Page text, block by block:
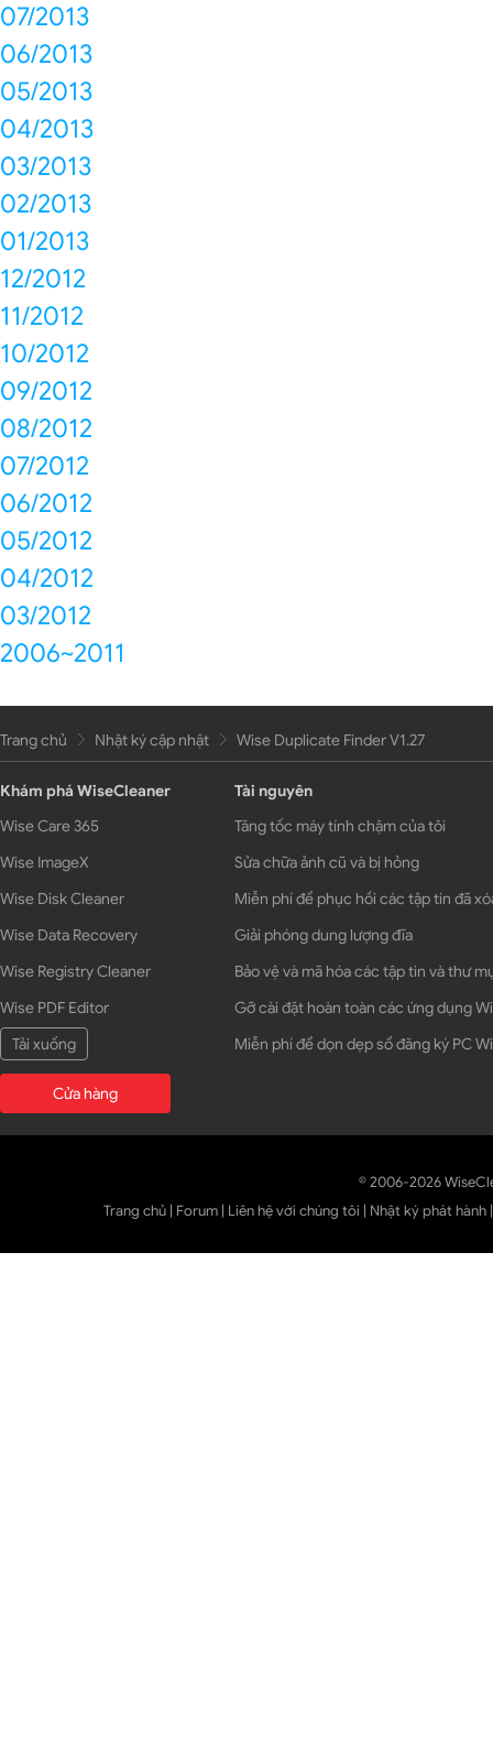
07/2013
06/2013
05/2013
04/2013
03/2013
02/2013
01/2013
12/2012
11/2012
10/2012
09/2012
08/2012
07/2012
06/2012
05/2012
04/2012
03/2012
2006~2011
Trang chủ Nhật ký cập nhật Wise Duplicate Finder V1.27
Khám phá WiseCleaner
Wise Care 365
Wise ImageX
Wise Disk Cleaner
Wise Data Recovery
Wise Registry Cleaner
Wise PDF Editor
Tải xuống
Cửa hàng
Tài nguyên
Tăng tốc máy tính chậm của tôi
Sửa chữa ảnh cũ và bị hỏng
Miễn phí để phục hồi các tập tin đã
Giải phóng dung lượng đĩa
Bảo vệ và mã hóa các tập tin và thư
Gỡ cài đặt hoàn toàn các ứng dụng
Miễn phí để dọn dẹp sổ đăng ký PC
© 2006-2026
Trang chủ | Forum | Liên hệ với chúng tôi | Nhật ký phát hành